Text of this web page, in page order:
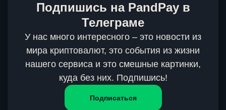
Подпишись на PandPay в
Телеграме
У нас много интересного – это новости из
мира криптовалют, это события из жизни
нашего сервиса и это смешные картинки,
куда без них. Подпишись!
Подписаться